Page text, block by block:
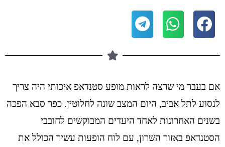
אם בעבר מי שרצה לראות מופע סטנדאפ איכותי היה צריך
לנסוע לתל אביב, היום המצב שונה לחלוטין. כפר סבא הפכה
בשנים האחרונות לאחד היעדים המבוקשים לחובבי
הסטנדאפ באזור השרון, עם לוח הופעות עשיר הכולל את